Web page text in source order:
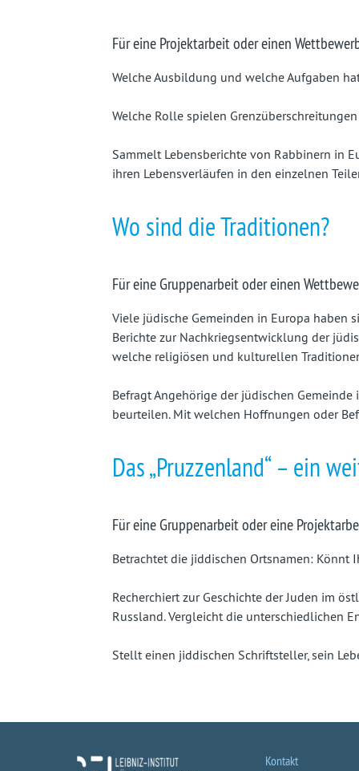
Für eine Projektarbeit oder einen
Welche Ausbildung und welche Aufgaben
Welche Rolle spielen
Sammelt Lebensberichte von Rabbinern in
ihren Lebensverläufen in den einzelnen
Wo sind die Traditionen?
Für eine Gruppenarbeit oder einen
Viele jüdische Gemeinden in Europa haben
Berichte zur Nachkriegsentwicklung der
welche religiösen und kulturellen
Befragt Angehörige der jüdischen
beurteilen. Mit welchen Hoffnungen oder
Das „Pruzzenland“ – ein
Für eine Gruppenarbeit oder eine
Betrachtet die jiddischen Ortsnamen: Könnt
Recherchiert zur Geschichte der Juden im
Russland. Vergleicht die unterschiedlichen
Stellt einen jiddischen Schriftsteller, sein
Kontakt